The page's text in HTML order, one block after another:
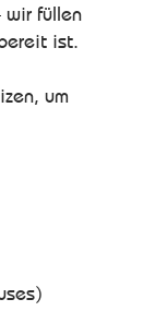
wir füllen
ist.
um